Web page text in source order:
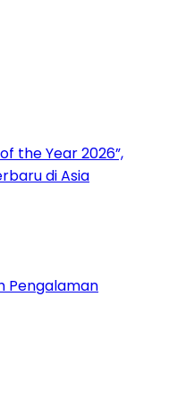
the Year 2026”,
di Asia
Pengalaman